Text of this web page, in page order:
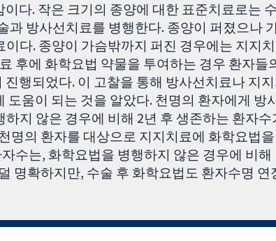
다. 작은 크기의 종양에 대한 표준치료로는
과 방사선치료를 병행한다. 종양이 퍼졌으나
다. 종양이 가슴밖까지 퍼진 경우에는 지지
후에 화학요법 약물을 투여하는 경우 환자들
행되었다. 이 고찰을 통해 방사선치료나 지
움이 되는 것을 알았다. 천명의 환자에게 방
지 않은 경우에 비해 2년 후 생존하는 환자수
명의 환자를 대상으로 지지치료에 화학요법
수는, 화학요법을 병행하지 않은 경우에 비해
명확하지만, 수술 후 화학요법도 환자수명 연